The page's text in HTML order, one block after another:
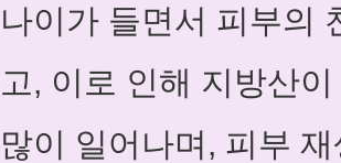
나이가 들면서 피부의
고, 이로 인해 지방산
많이 일어나며, 피부